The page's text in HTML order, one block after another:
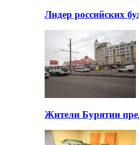
Лидер российских
Жители Бурятии